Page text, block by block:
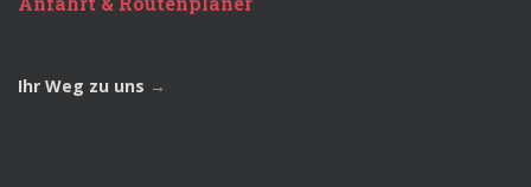
Ihr Weg zu uns →